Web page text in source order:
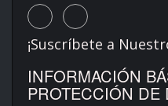
¡Suscríbete a
INFORMACIÓN
PROTECCIÓN DE